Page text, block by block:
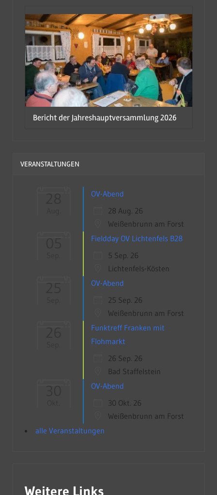
Bericht der Jahreshauptversammlung 2026
VERANSTALTUNGEN
28
OV-Abend
28 Aug. 26
Weißenbrunn am Forst
05
Fieldday OV Lichtenfels B28
5 Sep. 26
Lichtenfels-Kösten
25
OV-Abend
25 Sep. 26
Weißenbrunn am Forst
26
Funktreff Franken mit
Flohmarkt
26 Sep. 26
Bad Staffelstein
30
OV-Abend
30 Okt. 26
Weißenbrunn am Forst
alle Veranstaltungen
Weitere Links